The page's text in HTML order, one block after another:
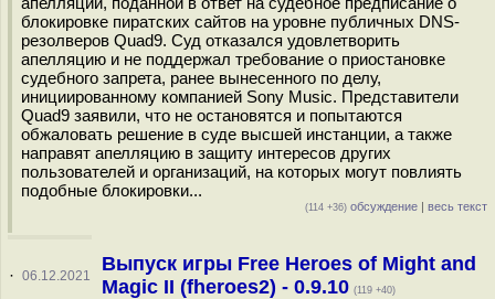
блокировке пиратских сайтов на уровне публичных DNS-
резолверов Quad9. Суд отказался удовлетворить
апелляцию и не поддержал требование о приостановке
судебного запрета, ранее вынесенного по делу,
инициированному компанией Sony Music. Представители
Quad9 заявили, что не остановятся и попытаются
обжаловать решение в суде высшей инстанции, а также
направят апелляцию в защиту интересов других
пользователей и организаций, на которых могут повлиять
подобные блокировки...
(114 +36) обсуждение | весь текст
· 06.12.2021
Выпуск игры Free Heroes of Might and
Magic II (fheroes2) - 0.9.10 (119 +40)